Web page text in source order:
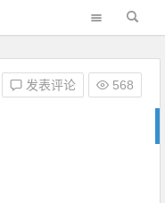
发表评论 568